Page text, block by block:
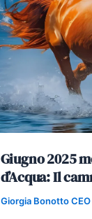
Giugno 2025
d’Acqua: Il
Giorgia Bonotto CEO